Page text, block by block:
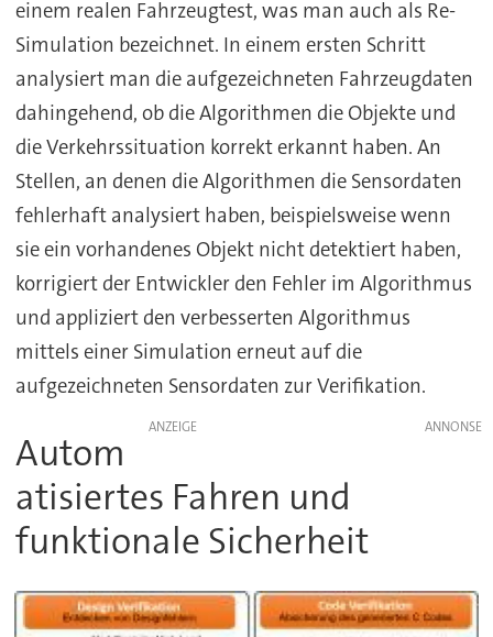
einem realen Fahrzeugtest, was man auch als Re-
Simulation bezeichnet. In einem ersten Schritt
analysiert man die aufgezeichneten Fahrzeugdaten
dahingehend, ob die Algorithmen die Objekte und
die Verkehrssituation korrekt erkannt haben. An
Stellen, an denen die Algorithmen die Sensordaten
fehlerhaft analysiert haben, beispielsweise wenn
sie ein vorhandenes Objekt nicht detektiert haben,
korrigiert der Entwickler den Fehler im Algorithmus
und appliziert den verbesserten Algorithmus
mittels einer Simulation erneut auf die
aufgezeichneten Sensordaten zur Verifikation.
ANZEIGE
Autom
atisiertes Fahren und
funktionale Sicherheit